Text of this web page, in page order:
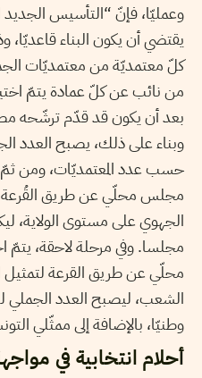
وعمليّا، فإنّ “التأسيس
يقتضي أن يكون البناء
من نائب عن كلّ عمادة يتمّ
بعد أن يكون قد قدّم ترشّحه
حسب عدد المعتمديّات، ومن
مجلس محلّي عن طريق القُرعة
مجلسا. وفي مرحلة لاحقة،
محلّي عن طريق القرعة
وطنيّا، بالإضافة إلى ممثّلي
أحلام انتخابية في